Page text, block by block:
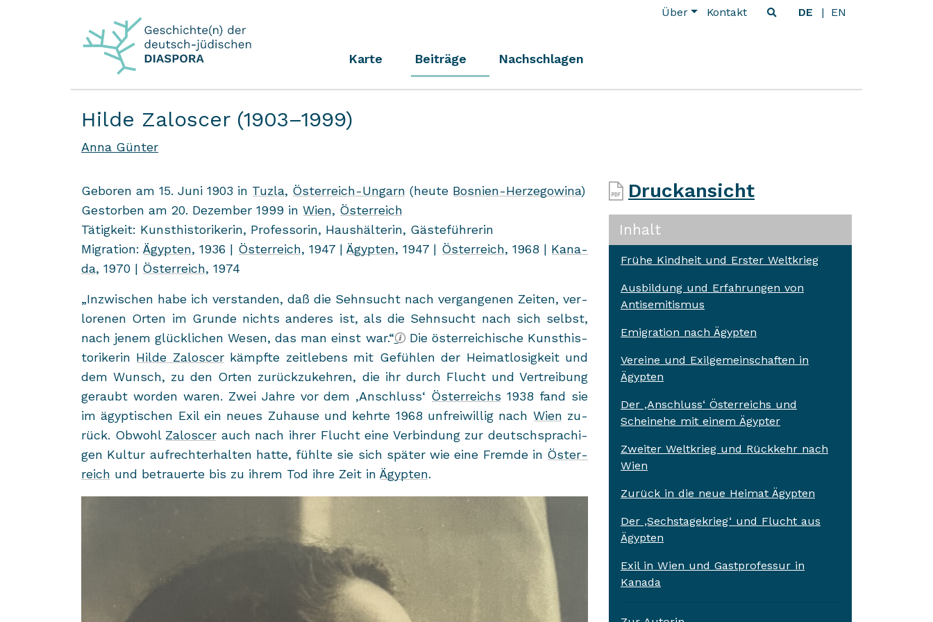
Über Kontakt DE EN
Karte Beiträge Nachschlagen
Hilde Zaloscer (1903–1999)
Anna Günter
Ge­bo­ren am 15. Juni 1903 in Tuzla, Österreich-​Ungarn (heute Bosnien-​Herzegowina)
Ge­stor­ben am 20. De­zem­ber 1999 in Wien, Ös­ter­reich
Tä­tig­keit: Kunst­his­to­ri­ke­rin, Pro­fes­so­rin, Haus­häl­te­rin, Gäs­te­füh­re­rin
Mi­gra­ti­on:Ägyp­ten, 1936 | Ös­ter­reich, 1947 |Ägyp­ten, 1947 | Ös­ter­reich, 1968 | Ka­na­
da, 1970 | Ös­ter­reich, 1974
„In­zwi­schen habe ich ver­stan­den, daß die Sehn­sucht nach ver­gan­ge­nen Zei­ten, ver­
lo­re­nen Orten im Grun­de nichts an­de­res ist, als die Sehn­sucht nach sich selbst,
nach jenem glück­li­chen Wesen, das man einst war.“
Die ös­ter­rei­chi­sche Kunst­his­
to­ri­ke­rin Hilde Za­lo­s­cerkämpf­te zeit­le­bens mit Ge­füh­len der Hei­mat­lo­sig­keit und
dem Wunsch, zu den Orten zu­rück­zu­keh­ren, die ihr durch Flucht und Ver­trei­bung
ge­raubt wor­den waren. Zwei Jahre vor dem ‚An­schluss‘ Ös­ter­reichs 1938 fand sie
im ägyp­ti­schen Exil ein neues Zu­hau­se und kehr­te 1968 un­frei­wil­lig nach Wien zu­
rück. Ob­wohl Za­lo­s­cer auch nach ihrer Flucht eine Ver­bin­dung zur deutsch­spra­chi­
gen Kul­tur auf­recht­erhal­ten hatte, fühl­te sie sich spä­ter wie eine Frem­de in Ös­ter­
reich und be­trau­er­te bis zu ihrem Tod ihre Zeit in Ägyp­ten.
Druckansicht
Inhalt
Frühe Kindheit und Erster Weltkrieg
Ausbildung und Erfahrungen von
Antisemitismus
Emigration nach Ägypten
Vereine und Exilgemeinschaften in
Ägypten
Der ‚Anschluss‘ Österreichs und
Scheinehe mit einem Ägypter
Zweiter Weltkrieg und Rückkehr nach
Wien
Zurück in die neue Heimat Ägypten
Der ,Sechstagekrieg‘ und Flucht aus
Ägypten
Exil in Wien und Gastprofessur in
Kanada